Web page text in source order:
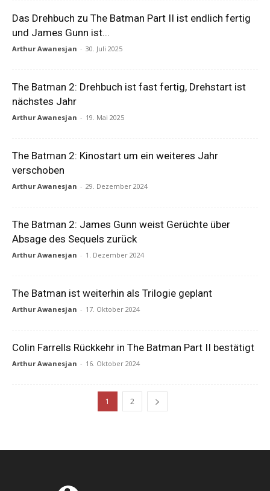
Das Drehbuch zu The Batman Part II ist endlich fertig
und James Gunn ist...
Arthur Awanesjan - 30. Juli 2025
The Batman 2: Drehbuch ist fast fertig, Drehstart ist
nächstes Jahr
Arthur Awanesjan - 19. Mai 2025
The Batman 2: Kinostart um ein weiteres Jahr
verschoben
Arthur Awanesjan - 29. Dezember 2024
The Batman 2: James Gunn weist Gerüchte über
Absage des Sequels zurück
Arthur Awanesjan - 1. Dezember 2024
The Batman ist weiterhin als Trilogie geplant
Arthur Awanesjan - 17. Oktober 2024
Colin Farrells Rückkehr in The Batman Part II bestätigt
Arthur Awanesjan - 16. Oktober 2024
1 2